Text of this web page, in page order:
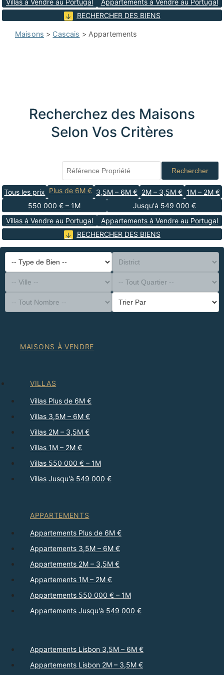
Villas à Vendre au Portugal
Appartements à Vendre au Portugal
RECHERCHER DES BIENS
Maisons > Cascais > Appartements
Recherchez des Maisons
Selon Vos Critères
Rechercher
Tous les prix Plus de 6M € 3,5M – 6M € 2M – 3,5M € 1M – 2M €
550 000 € – 1M
Jusqu'à 549 000 €
Villas à Vendre au Portugal
Appartements à Vendre au Portugal
RECHERCHER DES BIENS
-- Type de Bien --
District
-- Ville --
-- Tout Quartier --
-- Tout Nombre --
Trier Par
MAISONS À VENDRE
VILLAS
Villas Plus de 6M €
Villas 3,5M – 6M €
Villas 2M – 3,5M €
Villas 1M – 2M €
Villas 550 000 € – 1M
Villas Jusqu'à 549 000 €
APPARTEMENTS
Appartements Plus de 6M €
Appartements 3,5M – 6M €
Appartements 2M – 3,5M €
Appartements 1M – 2M €
Appartements 550 000 € – 1M
Appartements Jusqu'à 549 000 €
Appartements Lisbon 3,5M – 6M €
Appartements Lisbon 2M – 3,5M €